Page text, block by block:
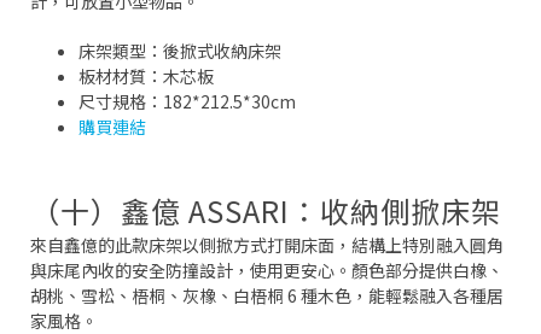
床架類型：後掀式收納床架
板材材質：木芯板
尺寸規格：182*212.5*30cm
購買連結
（十）鑫億 ASSARI：收納側掀床架
來自鑫億的此款床架以側掀方式打開床面，結構上特別融入圓角
與床尾內收的安全防撞設計，使用更安心。顏色部分提供白橡、
胡桃、雪松、梧桐、灰橡、白梧桐 6 種木色，能輕鬆融入各種居
家風格。